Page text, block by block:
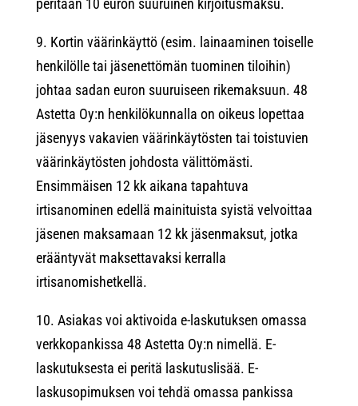
peritään 10 euron suuruinen kirjoitusmaksu.
9. Kortin väärinkäyttö (esim. lainaaminen toiselle
henkilölle tai jäsenettömän tuominen tiloihin)
johtaa sadan euron suuruiseen rikemaksuun. 48
Astetta Oy:n henkilökunnalla on oikeus lopettaa
jäsenyys vakavien väärinkäytösten tai toistuvien
väärinkäytösten johdosta välittömästi.
Ensimmäisen 12 kk aikana tapahtuva
irtisanominen edellä mainituista syistä velvoittaa
jäsenen maksamaan 12 kk jäsenmaksut, jotka
erääntyvät maksettavaksi kerralla
irtisanomishetkellä.
10. Asiakas voi aktivoida e-laskutuksen omassa
verkkopankissa 48 Astetta Oy:n nimellä. E-
laskutuksesta ei peritä laskutuslisää. E-
laskusopimuksen voi tehdä omassa pankissa